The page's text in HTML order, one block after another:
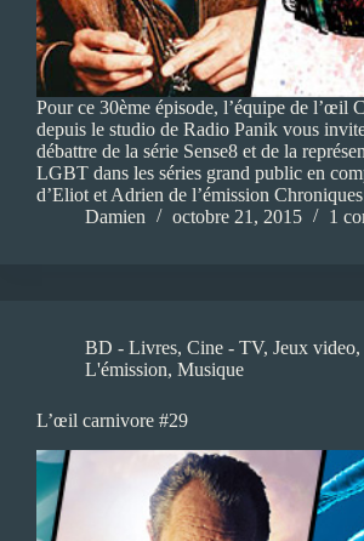
Pour ce 30ème épisode, l’équipe de l’œil
depuis le studio de Radio Panik vous
débattre de la série Sense8 et de la
LGBT dans les séries grand public en
d’Eliot et Adrien de l’émission
Damien
octobre 21, 2015 1
BD - Livres, Cine - TV, Jeux video,
L'émission, Musique
L’œil carnivore #29